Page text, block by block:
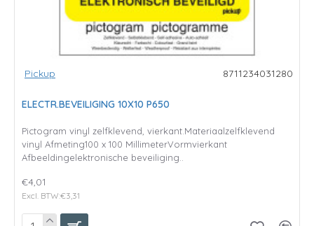
Pickup 8711234031280
ELECTR.BEVEILIGING 10X10 P650
Pictogram vinyl zelfklevend, vierkant.Materiaalzelfklevend
vinyl Afmeting100 x 100 MillimeterVormvierkant
Afbeeldingelektronische beveiliging..
€4,01
Excl. BTW:€3,31